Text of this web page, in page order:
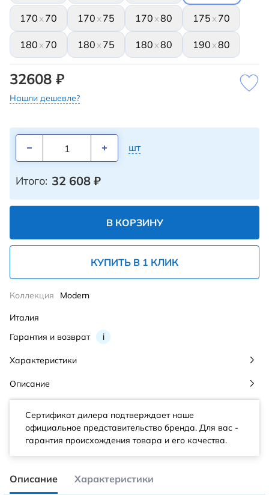
170 x 70 170 x 75 170 x80 175 x 70
180 x 70 180 x 75 180 x80 190 x80
32608 ₽
Нашли дешевле?
шт
Итого: 32 608 ₽
В КОРЗИНУ
КУПИТЬ В 1 КЛИК
Гарантия и возврат i
Коллекция Modern
Италия
Характеристики
Описание
Сертификат дилера подтверждает наше
официальное представительство бренда. Для вас -
гарантия происхождения товара и его качества.
Описание Характеристики